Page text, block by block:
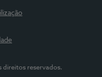
direitos reservados.